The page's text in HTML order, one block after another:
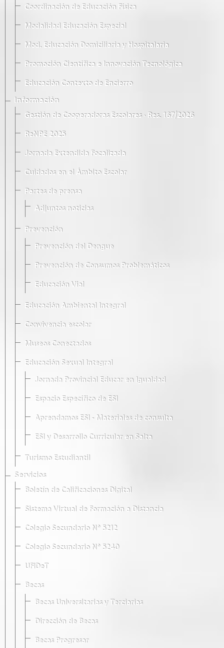
Coordinación de Educación Física
Modalidad Educación Especial
Mod. Educación Domiciliaria y Hospitalaria
Promoción Científica e Innovación Tecnológica
Educación Contexto de Encierro
Información
Gestión de Cooperadoras Escolares · Res. 167/2026
ReNPE 2025
Jornada Extendida Focalizada
Cuidados en el Ámbito Escolar
Partes de prensa
Adjuntos noticias
Prevención
Prevención del Dengue
Prevención de Consumos Problemáticos
Educación Vial
Educación Ambiental Integral
Convivencia escolar
Museos Conectados
Educación Sexual Integral
Jornada Provincial Educar en Igualdad
Espacio Específico de ESI
Aprendamos ESI - Materiales de consulta
ESI y Desarrollo Curricular en Salta
Turismo Estudiantil
Servicios
Boletín de Calificaciones Digital
Sistema Virtual de Formación a Distancia
Colegio Secundario Nº 5212
Colegio Secundario Nº 5240
UFIDeT
Becas
Becas Universitarias y Terciarias
Dirección de Becas
Becas Progresar